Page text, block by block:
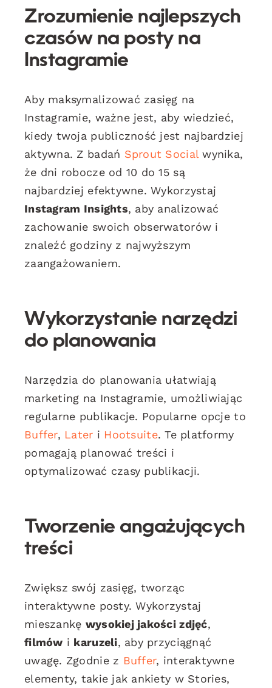
Zrozumienie najlepszych
czasów na posty na
Instagramie
Aby maksymalizować zasięg na
Instagramie, ważne jest, aby wiedzieć,
kiedy twoja publiczność jest najbardziej
aktywna. Z badań Sprout Social wynika,
że dni robocze od 10 do 15 są
najbardziej efektywne. Wykorzystaj
Instagram Insights, aby analizować
zachowanie swoich obserwatorów i
znaleźć godziny z najwyższym
zaangażowaniem.
Wykorzystanie narzędzi
do planowania
Narzędzia do planowania ułatwiają
marketing na Instagramie, umożliwiając
regularne publikacje. Popularne opcje to
Buffer, Later i Hootsuite. Te platformy
pomagają planować treści i
optymalizować czasy publikacji.
Tworzenie angażujących
treści
Zwiększ swój zasięg, tworząc
interaktywne posty. Wykorzystaj
mieszankę wysokiej jakości zdjęć,
filmów i karuzeli, aby przyciągnąć
uwagę. Zgodnie z Buffer, interaktywne
elementy, takie jak ankiety w Stories,